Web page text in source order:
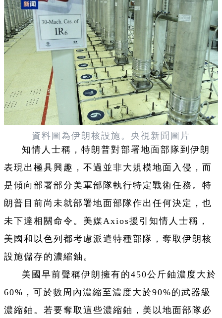
資料圖為伊朗核設施。央視新聞圖片
知情人士稱，特朗普對部署地面部隊到伊朗
表現出極具興趣，不過並非大規模地面入侵，而
是傾向部署部分美軍部隊執行特定戰術任務。特
朗普目前尚未就部署地面部隊作出任何決定，也
未下達相關命令。美媒Axios援引知情人士稱，
美國和以色列都考慮派遣特種部隊，奪取伊朗核
設施儲存的濃縮鈾。
美國早前聲稱伊朗擁有的450公斤鈾濃度大於
60%，可於數周內濃縮至濃度大於90%的武器級
濃縮鈾。若要奪取這些濃縮鈾，美以地面部隊必